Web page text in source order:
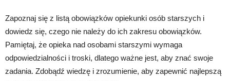
Zapoznaj się z listą obowiązków opiekunki osób starszych i
dowiedz się, czego nie należy do ich zakresu obowiązków.
Pamiętaj, że opieka nad osobami starszymi wymaga
odpowiedzialności i troski, dlatego ważne jest, aby znać swoje
zadania. Zdobądź wiedzę i zrozumienie, aby zapewnić najlepszą